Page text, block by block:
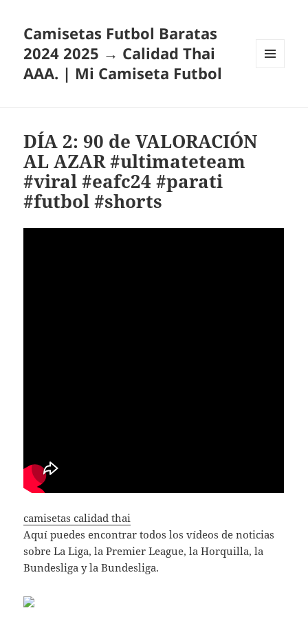
Camisetas Futbol Baratas
2024 2025 → Calidad Thai
AAA. | Mi Camiseta Futbol
DÍA 2: 90 de VALORACIÓN
AL AZAR #ultimateteam
#viral #eafc24 #parati
#futbol #shorts
camisetas calidad thai
Aquí puedes encontrar todos los vídeos de noticias
sobre La Liga, la Premier League, la Horquilla, la
Bundesliga y la Bundesliga.